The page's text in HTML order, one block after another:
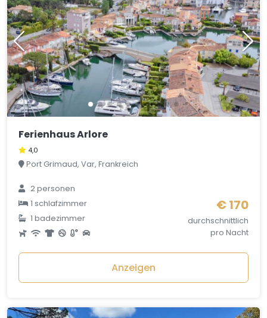
Ferienhaus Arlore
4,0
Port Grimaud, Var, Frankreich
2 personen
1 schlafzimmer
1 badezimmer
€ 170
durchschnittlich
pro Nacht
Anzeigen